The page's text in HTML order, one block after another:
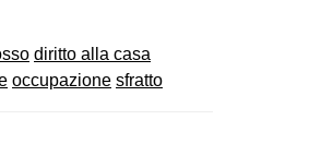
diritto alla casa
occupazione sfratto